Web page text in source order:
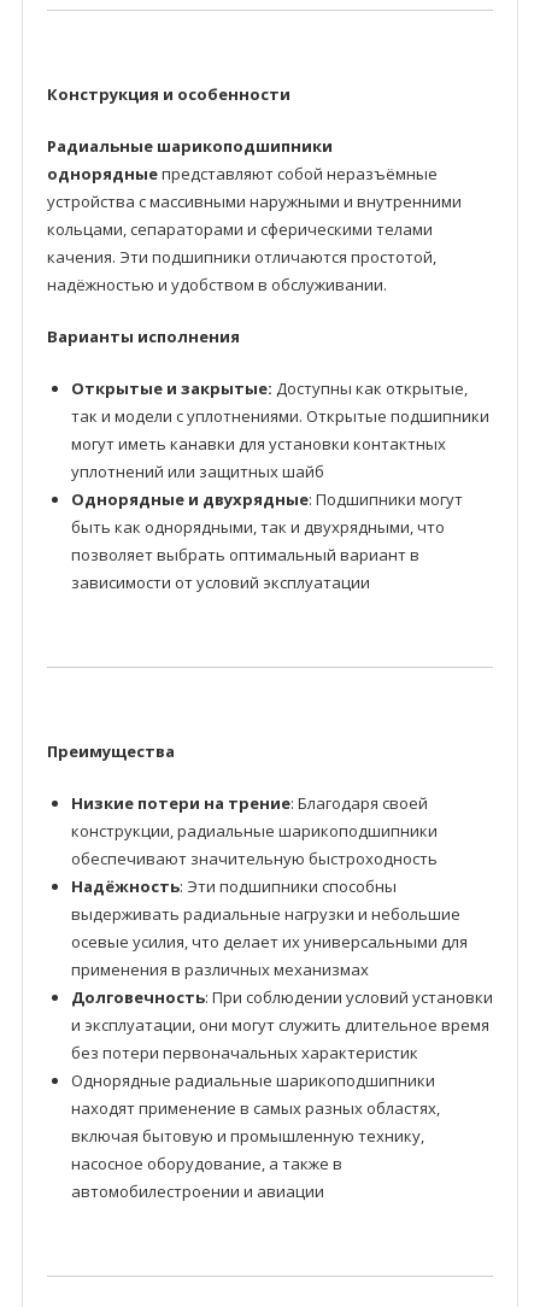
Конструкция и особенности
Радиальные шарикоподшипники
однорядныепредставляют собой неразъёмные
устройства с массивными наружными и внутренними
кольцами, сепараторами и сферическими телами
качения. Эти подшипники отличаются простотой,
надёжностью и удобством в обслуживании.
Варианты исполнения
Открытые и закрытые: Доступны как открытые,
так и модели с уплотнениями. Открытые подшипники
могут иметь канавки для установки контактных
уплотнений или защитных шайб
Однорядные и двухрядные: Подшипники могут
быть как однорядными, так и двухрядными, что
позволяет выбрать оптимальный вариант в
зависимости от условий эксплуатации
Преимущества
Низкие потери на трение: Благодаря своей
конструкции, радиальные шарикоподшипники
обеспечивают значительную быстроходность
Надёжность: Эти подшипники способны
выдерживать радиальные нагрузки и небольшие
осевые усилия, что делает их универсальными для
применения в различных механизмах
Долговечность: При соблюдении условий установки
и эксплуатации, они могут служить длительное время
без потери первоначальных характеристик
Однорядные радиальные шарикоподшипники
находят применение в самых разных областях,
включая бытовую и промышленную технику,
насосное оборудование, а также в
автомобилестроении и авиации